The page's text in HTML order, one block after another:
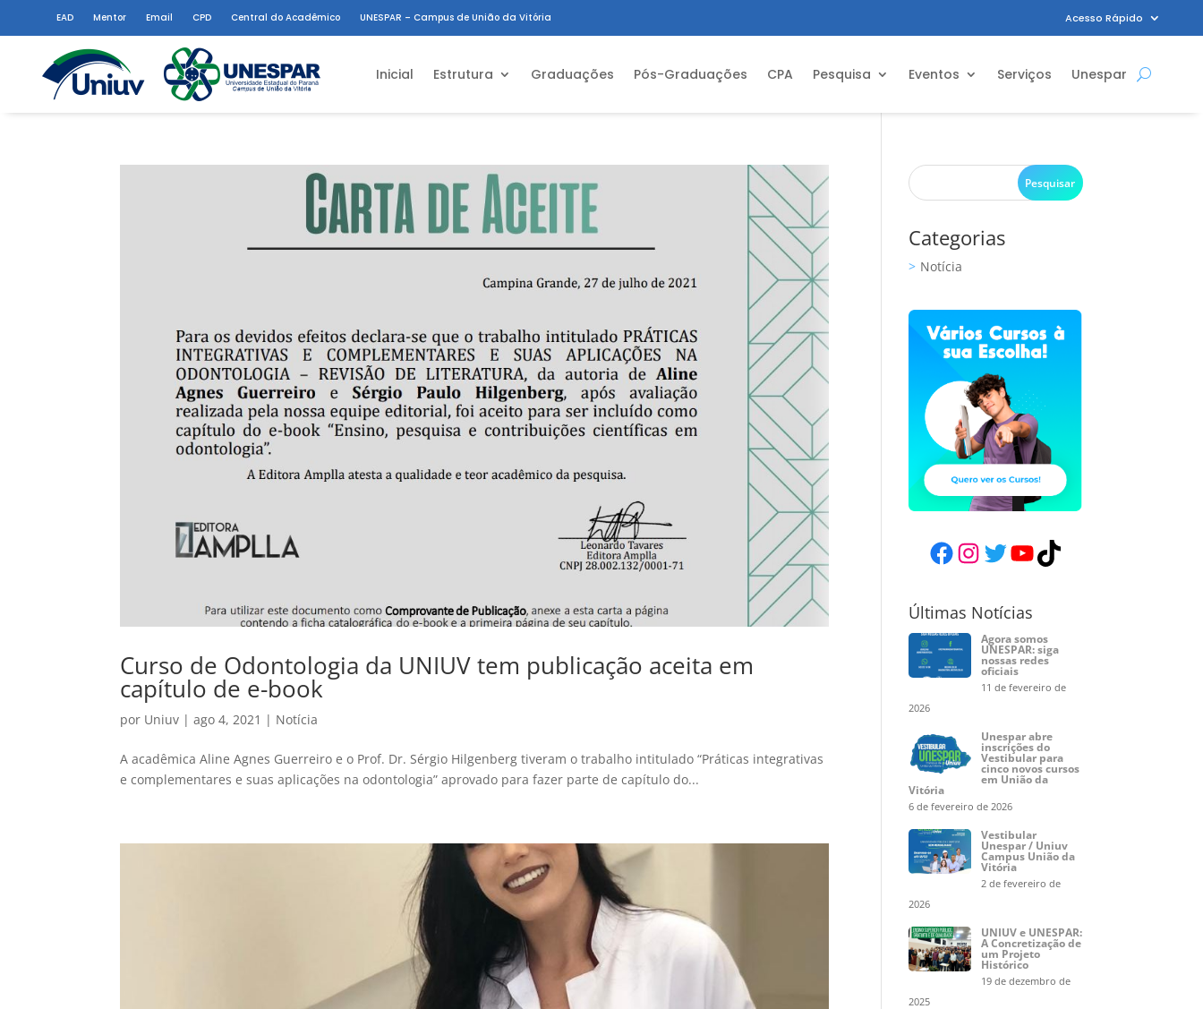
EAD Mentor Email CPD Central do Acadêmico UNESPAR – Campus de União da Vitória Acesso Rápido
Inicial Estrutura Graduações Pós-Graduações CPA Pesquisa Eventos Serviços Unespar
Curso de Odontologia da UNIUV tem publicação aceita em
capítulo de e-book
por Uniuv |ago 4, 2021 | Notícia
A acadêmica Aline Agnes Guerreiro e o Prof. Dr. Sérgio Hilgenberg tiveram o trabalho intitulado “Práticas integrativas
e complementares e suas aplicações na odontologia” aprovado para fazer parte de capítulo do...
Categorias
Notícia
Facebook
Instagram
Twitter
YouTube
TikTok
Últimas Notícias
Agora somos
UNESPAR: siga
nossas redes
oficiais
11 de fevereiro de
2026
Unespar abre
inscrições do
Vestibular para
cinco novos cursos
em União da
Vitória
6 de fevereiro de 2026
Vestibular
Unespar / Uniuv
Campus União da
Vitória
2 de fevereiro de
2026
UNIUV e UNESPAR:
A Concretização de
um Projeto
Histórico
19 de dezembro de
2025